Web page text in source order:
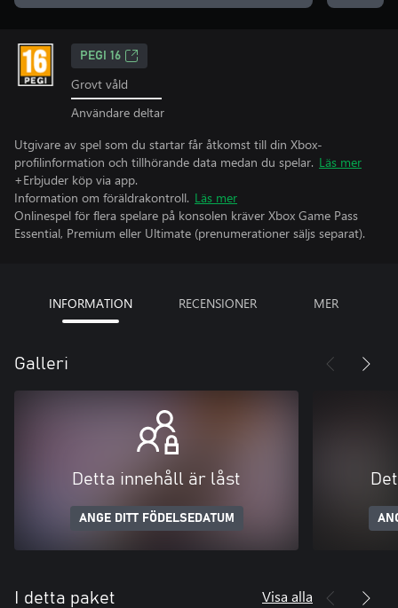
PEGI 16
Grovt våld
Användare deltar
Utgivare av spel som du startar får åtkomst till din Xbox-
profilinformation och tillhörande data medan du spelar. Läs mer
+Erbjuder köp via app.
Information om föräldrakontroll. Läs mer
Onlinespel för flera spelare på konsolen kräver Xbox Game Pass
Essential, Premium eller Ultimate (prenumerationer säljs separat).
INFORMATION RECENSIONER MER
Galleri
Detta innehåll är låst
ANGE DITT FÖDELSEDATUM
I detta paket Visa alla